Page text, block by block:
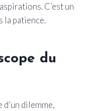
C’est un
la patience.
du
dilemme,